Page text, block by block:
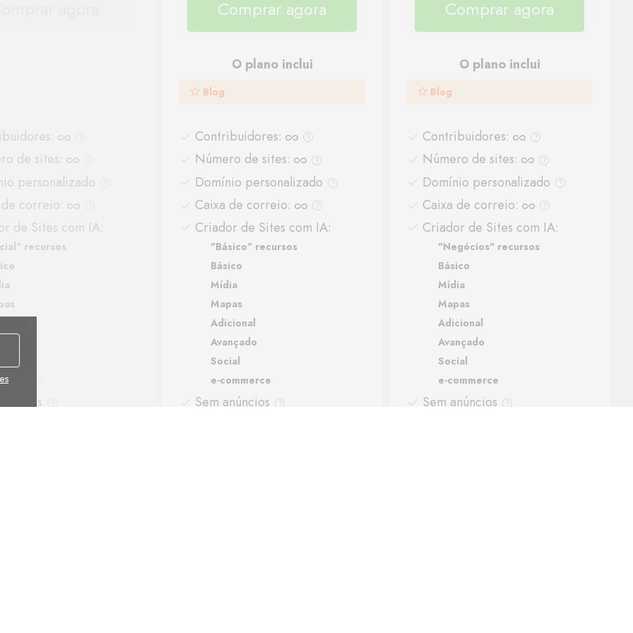
:
de sites:
personalizado
correio:
de Sites com IA:
recursos
Comprar agora
O plano inclui
Blog
Contribuidores:
Número de sites:
Domínio personalizado
Caixa de correio:
Criador de Sites com IA:
"Básico" recursos
Básico
Mídia
Mapas
Adicional
Avançado
Social
e-commerce
Sem anúncios
Comprar agora
O plano inclui
Blog
Contribuidores:
Número de sites:
Domínio personalizado
Caixa de correio:
Criador de Sites com IA:
"Negócios" recursos
Básico
Mídia
Mapas
Adicional
Avançado
Social
e-commerce
Sem anúncios